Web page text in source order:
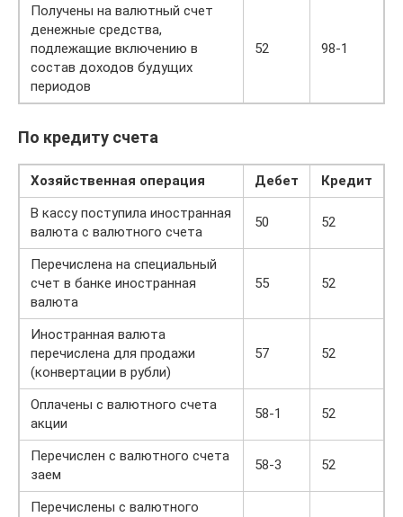
Получены на валютный счет
денежные средства,
подлежащие включению в
состав доходов будущих
периодов
52 98-1
По кредиту счета
Хозяйственная операция Дебет
Кредит
В кассу поступила иностранная
валюта с валютного счета
50 52
Перечислена на специальный
счет в банке иностранная
валюта
55 52
Иностранная валюта
перечислена для продажи
(конвертации в рубли)
57 52
Оплачены с валютного счета
акции
58-1 52
Перечислен с валютного счета
заем
58-3 52
Перечислены с валютного